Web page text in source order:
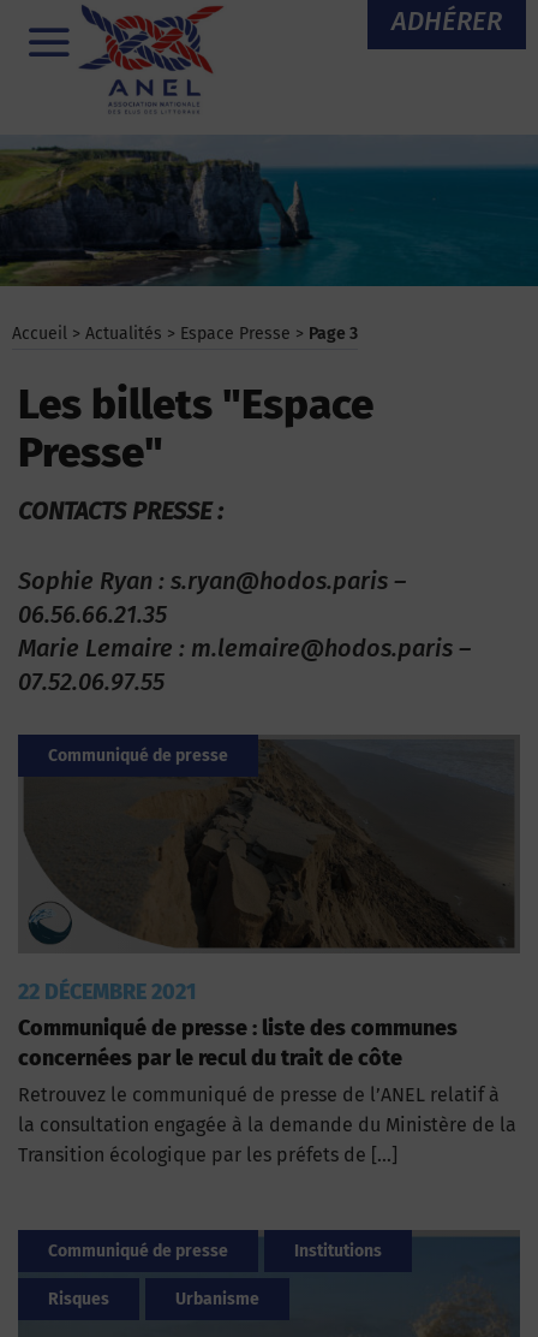
ADHÉRER
Menu
Accueil > Actualités > Espace Presse > Page 3
Les billets "Espace
Presse"
CONTACTS PRESSE :
Sophie Ryan : s.ryan@hodos.paris –
06.56.66.21.35
Marie Lemaire : m.lemaire@hodos.paris –
07.52.06.97.55
Communiqué de presse
22 DÉCEMBRE 2021
Communiqué de presse : liste des communes
concernées par le recul du trait de côte
Retrouvez le communiqué de presse de l’ANEL relatif à
la consultation engagée à la demande du Ministère de la
Transition écologique par les préfets de […]
Communiqué de presse Institutions
Risques Urbanisme